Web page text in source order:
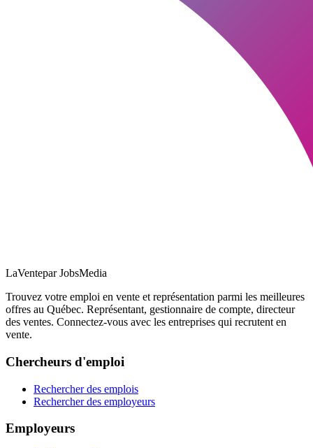
LaVentepar JobsMedia
Trouvez votre emploi en vente et représentation parmi les meilleures
offres au Québec. Représentant, gestionnaire de compte, directeur
des ventes. Connectez-vous avec les entreprises qui recrutent en
vente.
Chercheurs d'emploi
Rechercher des emplois
Rechercher des employeurs
Employeurs